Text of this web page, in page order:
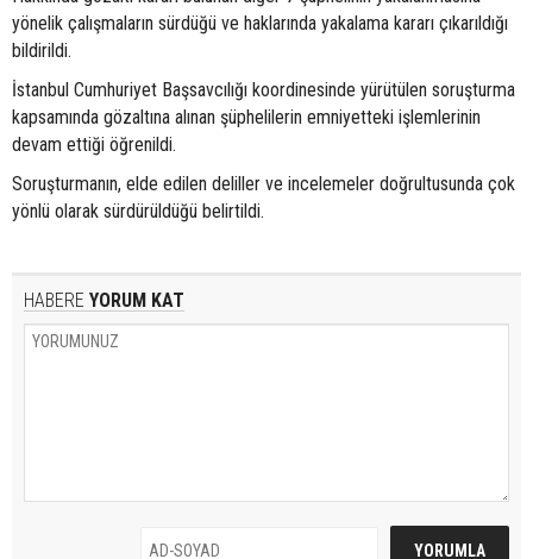
yönelik çalışmaların sürdüğü ve haklarında yakalama kararı çıkarıldığı
bildirildi.
İstanbul Cumhuriyet Başsavcılığı koordinesinde yürütülen soruşturma
kapsamında gözaltına alınan şüphelilerin emniyetteki işlemlerinin
devam ettiği öğrenildi.
Soruşturmanın, elde edilen deliller ve incelemeler doğrultusunda çok
yönlü olarak sürdürüldüğü belirtildi.
HABERE YORUM KAT